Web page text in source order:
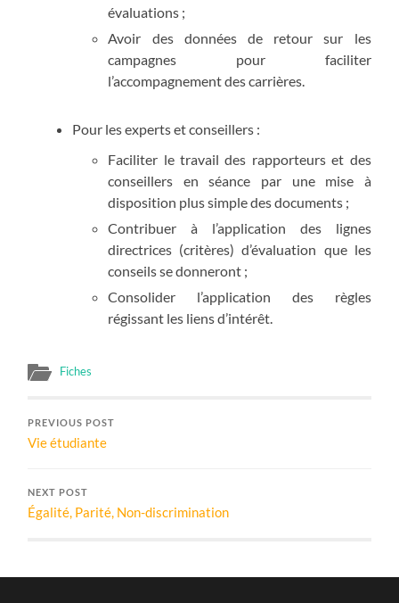
évaluations ;
Avoir des données de retour sur les
campagnes pour faciliter
l’accompagnement des carrières.
Pour les experts et conseillers :
Faciliter le travail des rapporteurs et des
conseillers en séance par une mise à
disposition plus simple des documents ;
Contribuer à l’application des lignes
directrices (critères) d’évaluation que les
conseils se donneront ;
Consolider l’application des règles
régissant les liens d’intérêt.
Fiches
PREVIOUS POST
Vie étudiante
NEXT POST
Égalité, Parité, Non-discrimination